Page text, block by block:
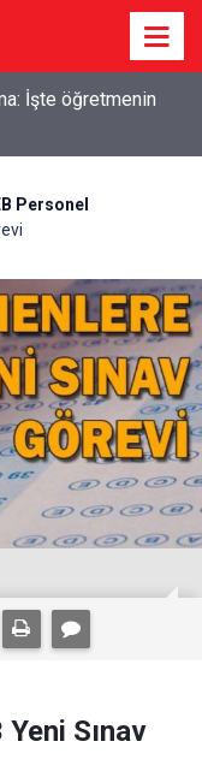
İşte öğretmenin
Personel
Sınav